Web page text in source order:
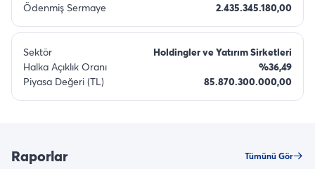
Ödenmiş Sermaye
2.435.345.180,00
Sektör
Holdingler ve Yatırım Sirketleri
Halka Açıklık Oranı
%36,49
Piyasa Değeri (TL)
85.870.300.000,00
Raporlar Tümünü Gör